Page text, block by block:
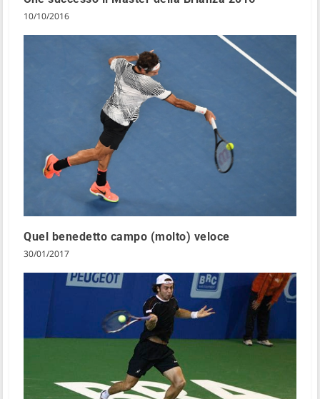
10/10/2016
Quel benedetto campo (molto) veloce
30/01/2017